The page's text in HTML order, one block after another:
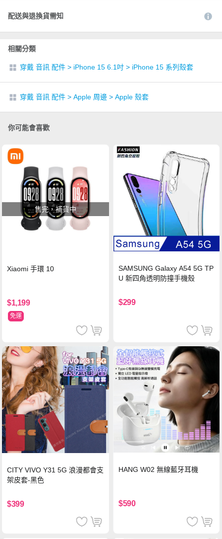
配送與退換貨需知
相關分類
穿戴 音訊 配件 > iPhone 15 6.1吋 > iPhone 15 系列殼套
穿戴 音訊 配件 > Apple 周邊 > Apple 殼套
你可能會喜歡
售完，補貨中
Xiaomi 手環 10
$1,199
免運
SAMSUNG Galaxy A54 5G TP
U 新四角透明防撞手機殼
$299
CITY VIVO Y31 5G 浪漫都會支
架皮套-黑色
$399
HANG W02 無線藍牙耳機
$590